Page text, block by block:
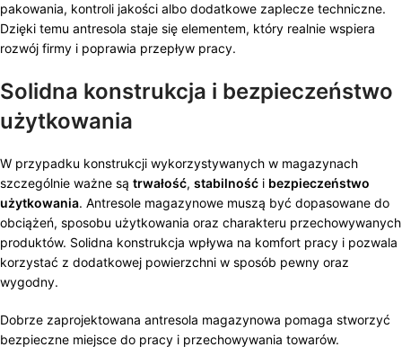
pakowania, kontroli jakości albo dodatkowe zaplecze techniczne.
Dzięki temu antresola staje się elementem, który realnie wspiera
rozwój firmy i poprawia przepływ pracy.
Solidna konstrukcja i bezpieczeństwo
użytkowania
W przypadku konstrukcji wykorzystywanych w magazynach
szczególnie ważne są trwałość, stabilność i bezpieczeństwo
użytkowania. Antresole magazynowe muszą być dopasowane do
obciążeń, sposobu użytkowania oraz charakteru przechowywanych
produktów. Solidna konstrukcja wpływa na komfort pracy i pozwala
korzystać z dodatkowej powierzchni w sposób pewny oraz
wygodny.
Dobrze zaprojektowana antresola magazynowa pomaga stworzyć
bezpieczne miejsce do pracy i przechowywania towarów.